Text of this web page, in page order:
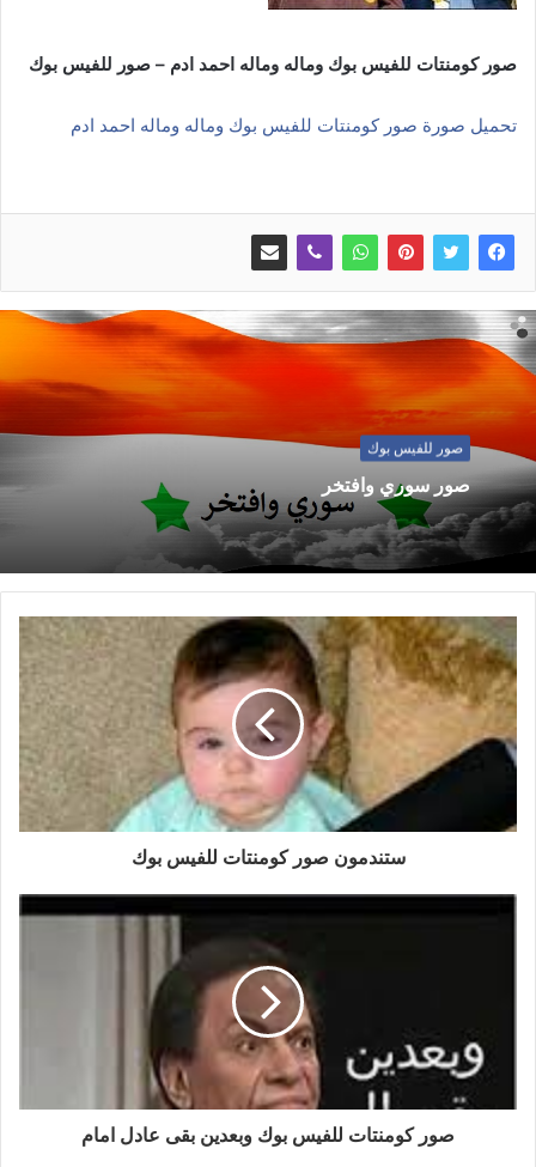
صور كومنتات للفيس بوك وماله وماله احمد ادم – صور للفيس بوك
تحميل صورة صور كومنتات للفيس بوك وماله وماله احمد ادم
صور للفيس بوك
صور سوري وافتخر
ستندمون صور كومنتات للفيس بوك
صور كومنتات للفيس بوك وبعدين بقى عادل امام